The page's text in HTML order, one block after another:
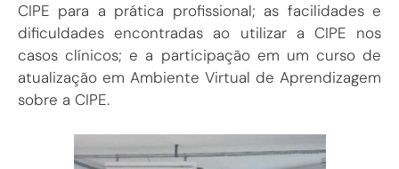
CIPE para a prática profissional; as facilidades e
dificuldades encontradas ao utilizar a CIPE nos
casos clínicos; e a participação em um curso de
atualização em Ambiente Virtual de Aprendizagem
sobre a CIPE.